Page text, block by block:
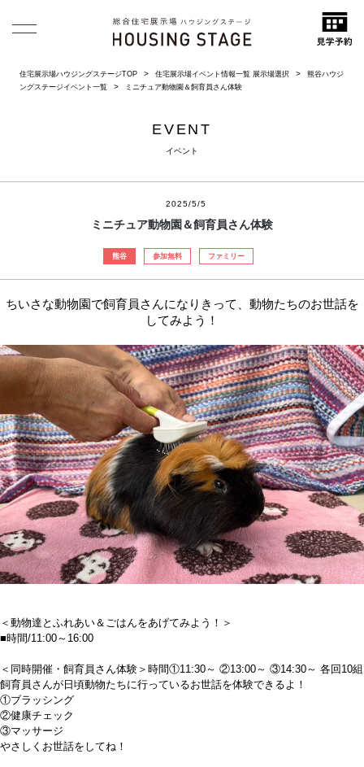
住宅展示場ハウジングステージTOP 住宅展示場イベント情報一覧 展示場選択
熊谷ハウジ
ングステージイベント一覧
ミニチュア動物園＆飼育員さん体験
EVENT
イベント
2025/5/5
ミニチュア動物園＆飼育員さん体験
熊谷 参加無料 ファミリー
ちいさな動物園で飼育員さんになりきって、動物たちのお世話を
してみよう！
＜動物達とふれあい＆ごはんをあげてみよう！＞
■時間/11:00～16:00
＜同時開催・飼育員さん体験＞時間①11:30～ ②13:00～ ③14:30～ 各回10組
飼育員さんが日頃動物たちに行っているお世話を体験できるよ！
①ブラッシング
②健康チェック
③マッサージ
やさしくお世話をしてね！